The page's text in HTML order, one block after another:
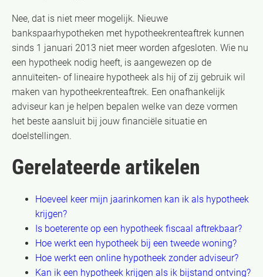
Nee, dat is niet meer mogelijk. Nieuwe
bankspaarhypotheken met hypotheekrenteaftrek kunnen
sinds 1 januari 2013 niet meer worden afgesloten. Wie nu
een hypotheek nodig heeft, is aangewezen op de
annuïteiten- of lineaire hypotheek als hij of zij gebruik wil
maken van hypotheekrenteaftrek. Een onafhankelijk
adviseur kan je helpen bepalen welke van deze vormen
het beste aansluit bij jouw financiële situatie en
doelstellingen.
Gerelateerde artikelen
Hoeveel keer mijn jaarinkomen kan ik als hypotheek
krijgen?
Is boeterente op een hypotheek fiscaal aftrekbaar?
Hoe werkt een hypotheek bij een tweede woning?
Hoe werkt een online hypotheek zonder adviseur?
Kan ik een hypotheek krijgen als ik bijstand ontving?